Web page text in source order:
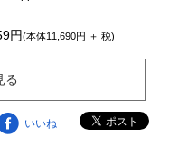
円(本体11,690円 ＋ 税)
る
いいね